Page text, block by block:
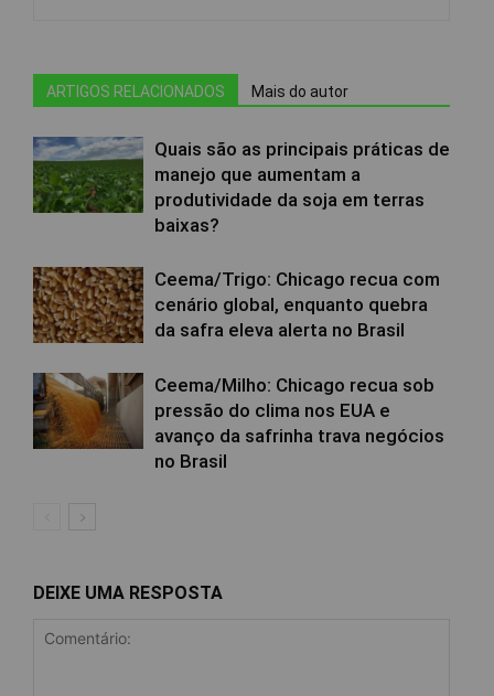
ARTIGOS RELACIONADOS Mais do autor
Quais são as principais práticas de
manejo que aumentam a
produtividade da soja em terras
baixas?
Ceema/Trigo: Chicago recua com
cenário global, enquanto quebra
da safra eleva alerta no Brasil
Ceema/Milho: Chicago recua sob
pressão do clima nos EUA e
avanço da safrinha trava negócios
no Brasil
DEIXE UMA RESPOSTA